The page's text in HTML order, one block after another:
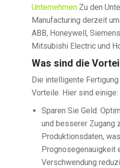
Unternehmen Zu den
Manufacturing derzeit
ABB, Honeywell,
Mitsubishi Electric und
Was sind die
Die intelligente
Vorteile. Hier sind einige:
Sparen Sie Geld:
und besserer Zugang
Produktionsdaten,
Prognosegenauigkeit
Verschwendung